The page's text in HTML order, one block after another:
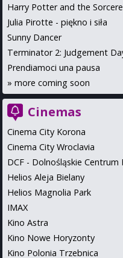
Harry Potter and the
Julia Pirotte - piękno i siła
Sunny Dancer
Terminator 2: Judgement
Prendiamoci una pausa
» more coming soon
Cinemas
Cinema City Korona
Cinema City Wroclavia
DCF - Dolnośląskie Centrum
Helios Aleja Bielany
Helios Magnolia Park
IMAX
Kino Astra
Kino Nowe Horyzonty
Kino Polonia Trzebnica